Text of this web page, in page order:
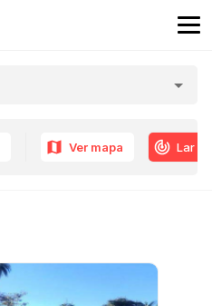
Ver mapa Lar